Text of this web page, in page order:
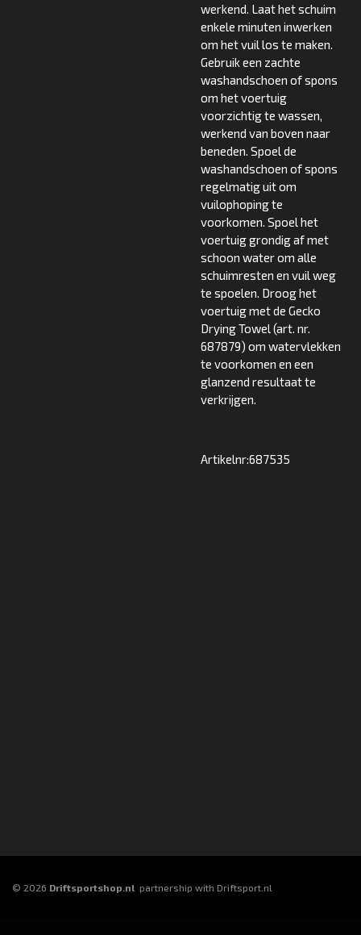
werkend. Laat het schuim
enkele minuten inwerken
om het vuil los te maken.
Gebruik een zachte
washandschoen of spons
om het voertuig
voorzichtig te wassen,
werkend van boven naar
beneden. Spoel de
washandschoen of spons
regelmatig uit om
vuilophoping te
voorkomen. Spoel het
voertuig grondig af met
schoon water om alle
schuimresten en vuil weg
te spoelen. Droog het
voertuig met de Gecko
Drying Towel (art. nr.
687879) om watervlekken
te voorkomen en een
glanzend resultaat te
verkrijgen.
Artikelnr:687535
© 2026 Driftsportshop.nl partnership with Driftsport.nl